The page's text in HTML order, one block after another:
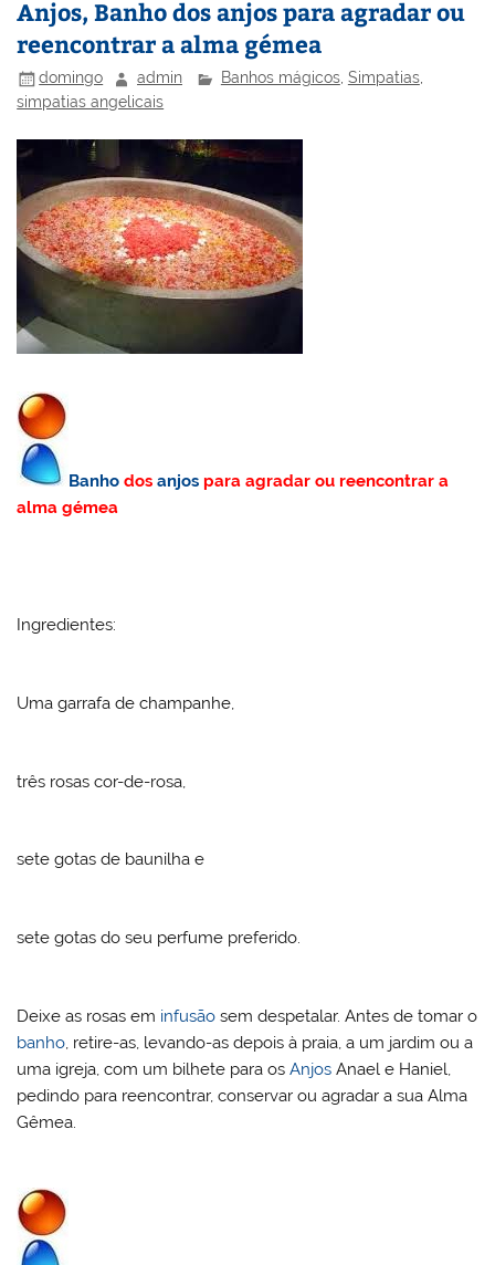
Anjos, Banho dos anjos para agradar ou
reencontrar a alma gémea
domingo admin Banhos mágicos, Simpatias,
simpatias angelicais
Banho dosanjos para agradar ou reencontrar a
alma gémea
Ingredientes:
Uma garrafa de champanhe,
três rosas cor-de-rosa,
sete gotas de baunilha e
sete gotas do seu perfume preferido.
Deixe as rosas em infusão sem despetalar. Antes de tomar o
banho, retire-as, levando-as depois à praia, a um jardim ou a
uma igreja, com um bilhete para osAnjos Anael e Haniel,
pedindo para reencontrar, conservar ou agradar a sua Alma
Gêmea.